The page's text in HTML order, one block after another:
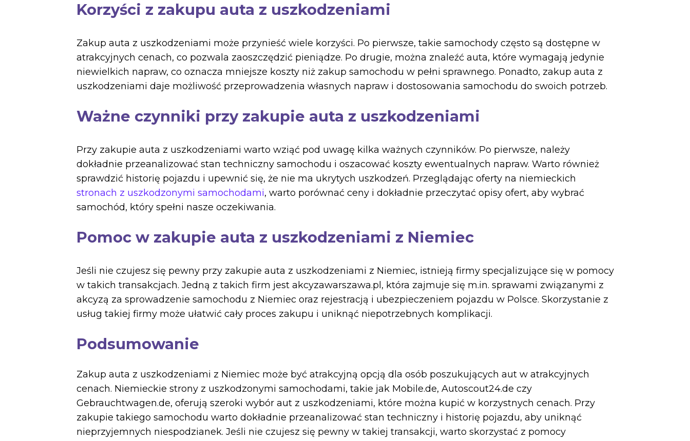
Korzyści z zakupu auta z uszkodzeniami
Zakup auta z uszkodzeniami może przynieść wiele korzyści. Po pierwsze, takie samochody często są dostępne w
atrakcyjnych cenach, co pozwala zaoszczędzić pieniądze. Po drugie, można znaleźć auta, które wymagają jedynie
niewielkich napraw, co oznacza mniejsze koszty niż zakup samochodu w pełni sprawnego. Ponadto, zakup auta z
uszkodzeniami daje możliwość przeprowadzenia własnych napraw i dostosowania samochodu do swoich potrzeb.
Ważne czynniki przy zakupie auta z uszkodzeniami
Przy zakupie auta z uszkodzeniami warto wziąć pod uwagę kilka ważnych czynników. Po pierwsze, należy
dokładnie przeanalizować stan techniczny samochodu i oszacować koszty ewentualnych napraw. Warto również
sprawdzić historię pojazdu i upewnić się, że nie ma ukrytych uszkodzeń. Przeglądając oferty na niemieckich
stronach z uszkodzonymi samochodami, warto porównać ceny i dokładnie przeczytać opisy ofert, aby wybrać
samochód, który spełni nasze oczekiwania.
Pomoc w zakupie auta z uszkodzeniami z Niemiec
Jeśli nie czujesz się pewny przy zakupie auta z uszkodzeniami z Niemiec, istnieją firmy specjalizujące się w pomocy
w takich transakcjach. Jedną z takich firm jest akcyzawarszawa.pl, która zajmuje się m.in. sprawami związanymi z
akcyzą za sprowadzenie samochodu z Niemiec oraz rejestracją i ubezpieczeniem pojazdu w Polsce. Skorzystanie z
usług takiej firmy może ułatwić cały proces zakupu i uniknąć niepotrzebnych komplikacji.
Podsumowanie
Zakup auta z uszkodzeniami z Niemiec może być atrakcyjną opcją dla osób poszukujących aut w atrakcyjnych
cenach. Niemieckie strony z uszkodzonymi samochodami, takie jak Mobile.de, Autoscout24.de czy
Gebrauchtwagen.de, oferują szeroki wybór aut z uszkodzeniami, które można kupić w korzystnych cenach. Przy
zakupie takiego samochodu warto dokładnie przeanalizować stan techniczny i historię pojazdu, aby uniknąć
nieprzyjemnych niespodzianek. Jeśli nie czujesz się pewny w takiej transakcji, warto skorzystać z pomocy